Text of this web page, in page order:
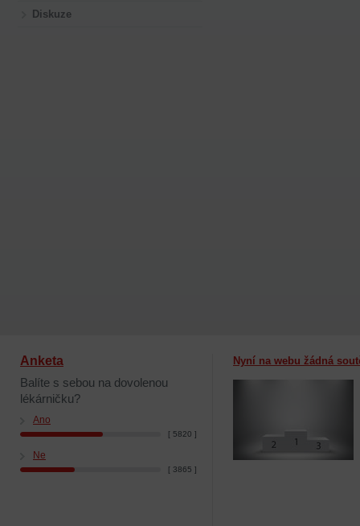
Diskuze
Anketa
Balíte s sebou na dovolenou
lékárničku?
Ano
[ 5820 ]
Ne
[ 3865 ]
Nyní na webu žádná